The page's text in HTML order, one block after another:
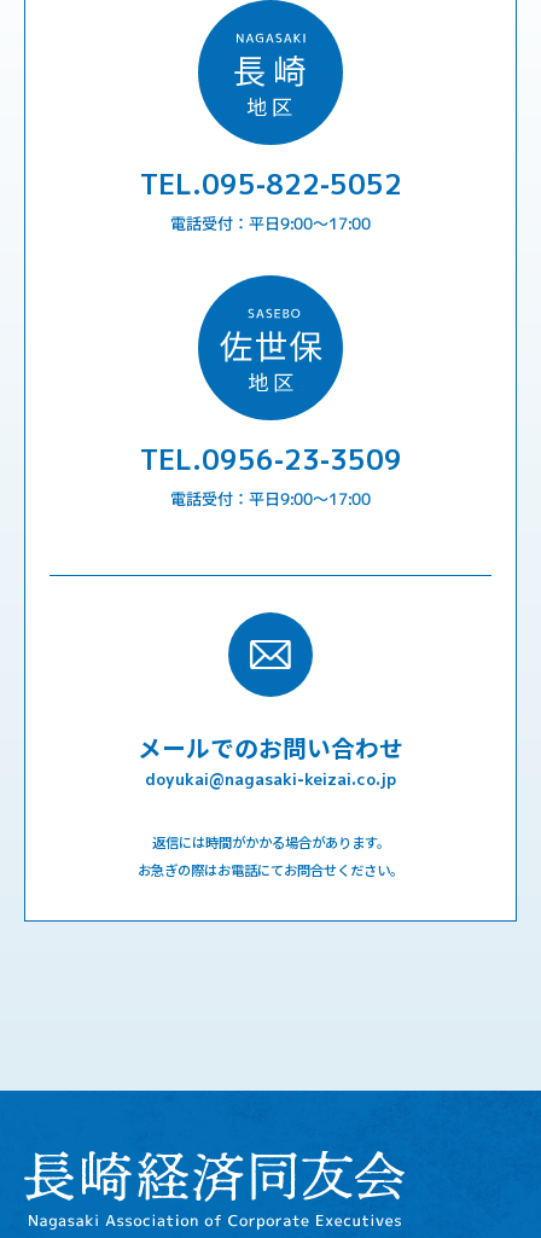
TEL.095-822-5052
電話受付：平日9:00〜17:00
TEL.0956-23-3509
電話受付：平日9:00〜17:00
メールでのお問い合わせ
doyukai@nagasaki-keizai.co.jp
返信には時間がかかる場合があります。
お急ぎの際はお電話にてお問合せください。